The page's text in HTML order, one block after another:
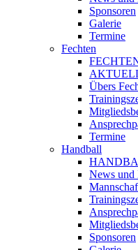
Sponsoren
Galerie
Termine
Fechten
Übers
Termine
Handball
News und
Sponsoren